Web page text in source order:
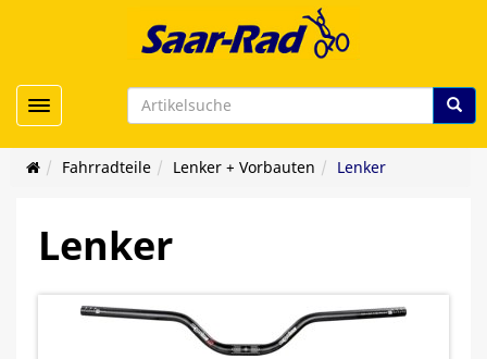
Toggle navigation
Fahrradteile Lenker + Vorbauten Lenker
Lenker